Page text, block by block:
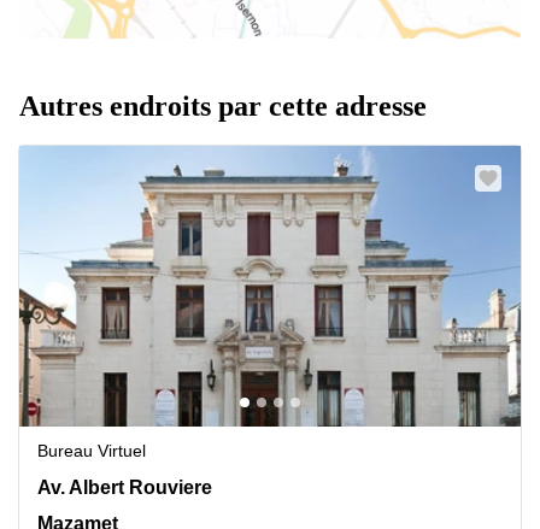
Autres endroits par cette adresse
Bureau Virtuel
17 Av. Albert Rouviere, Mazamet
Av. Albert Rouviere
Mazamet